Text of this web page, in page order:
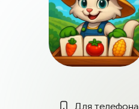
Для телефона